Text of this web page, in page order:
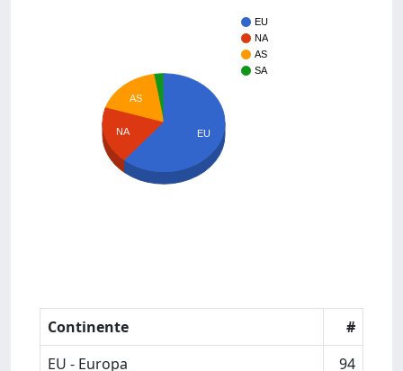
EU
NA
AS
SA
AS
NA EU
Continente
#
EU - Europa
94